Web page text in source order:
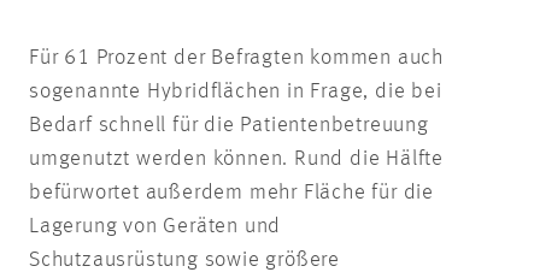
Für 61 Prozent der Befragten kommen auch
sogenannte Hybridflächen in Frage, die bei
Bedarf schnell für die Patientenbetreuung
umgenutzt werden können. Rund die Hälfte
befürwortet außerdem mehr Fläche für die
Lagerung von Geräten und
Schutzausrüstung sowie größere